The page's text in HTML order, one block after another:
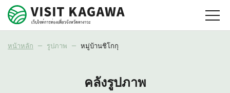
หน้าหลัก รูปภาพ หมู่บ้านชิโกกุ
คลังรูปภาพ